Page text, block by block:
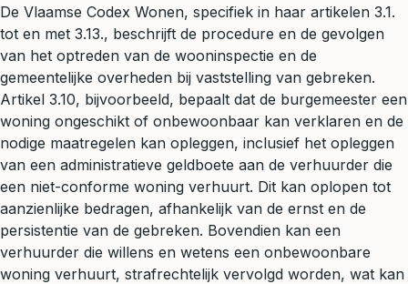
De Vlaamse Codex Wonen, specifiek in haar artikelen 3.1.
tot en met 3.13., beschrijft de procedure en de gevolgen
van het optreden van de wooninspectie en de
gemeentelijke overheden bij vaststelling van gebreken.
Artikel 3.10, bijvoorbeeld, bepaalt dat de burgemeester een
woning ongeschikt of onbewoonbaar kan verklaren en de
nodige maatregelen kan opleggen, inclusief het opleggen
van een administratieve geldboete aan de verhuurder die
een niet-conforme woning verhuurt. Dit kan oplopen tot
aanzienlijke bedragen, afhankelijk van de ernst en de
persistentie van de gebreken. Bovendien kan een
verhuurder die willens en wetens een onbewoonbare
woning verhuurt, strafrechtelijk vervolgd worden, wat kan